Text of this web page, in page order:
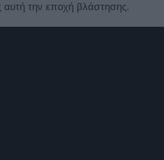
αυτή την εποχή βλάστησης.